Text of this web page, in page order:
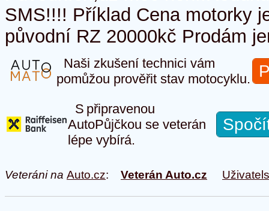
SMS!!!! Příklad Cena motorky
původní RZ 20000kč Prodám
Naši zkušení technici vám
pomůžou prověřit stav motocyklu.
S připravenou
AutoPůjčkou se veterán
lépe vybírá.
Veteráni na Auto.cz: Veterán Auto.cz